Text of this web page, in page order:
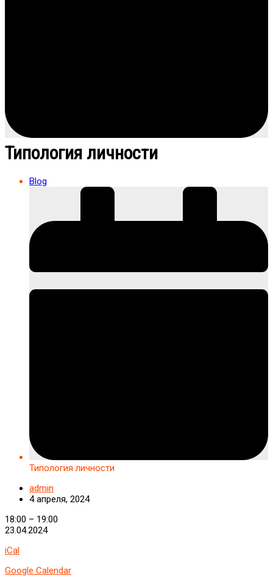
Типология личности
Blog
Типология личности
admin
4 апреля, 2024
Типология
личности
18:00 – 19:00
23.04.2024
iCal
Google Calendar